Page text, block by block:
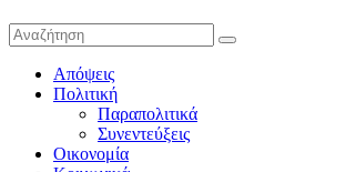
Απόψεις
Πολιτική
Παραπολιτικά
Συνεντεύξεις
Οικονομία